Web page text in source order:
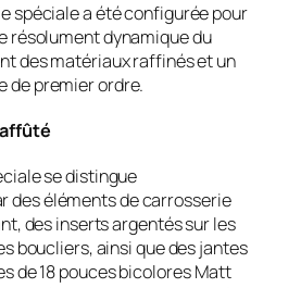
spéciale a été configurée pour
résolument dynamique du
des matériaux raffinés et un
de premier ordre.
se distingue
des éléments de carrosserie
des inserts argentés sur les
boucliers, ainsi que des jantes
de 18 pouces bicoloresMatt